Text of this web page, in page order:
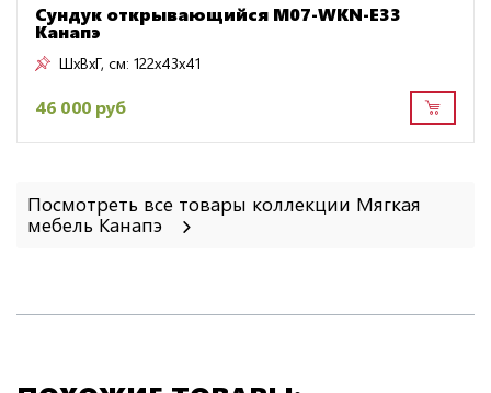
Сундук открывающийся M07-WKN-E33
Канапэ
ШxВxГ, см: 122x43x41
46 000 руб
Посмотреть все товары коллекции Мягкая
мебель Канапэ